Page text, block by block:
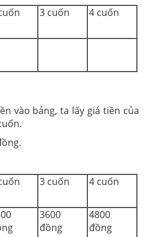
3 cuốn 4 cuốn
vào bảng, ta lấy giá tiền của
3 cuốn 4 cuốn
3600
đồng
4800
đồng